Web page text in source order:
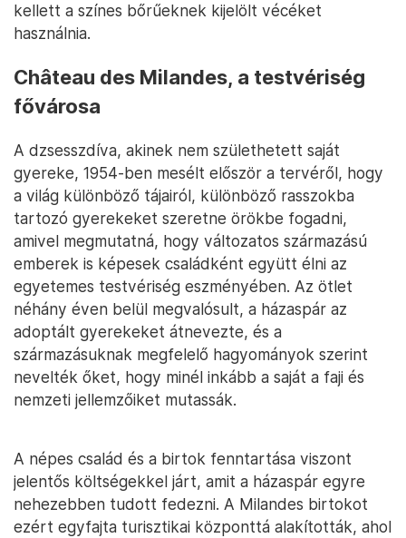
kellett a színes bőrűeknek kijelölt vécéket
használnia.
Château des Milandes, a testvériség
fővárosa
A dzsesszdíva, akinek nem születhetett saját
gyereke, 1954-ben mesélt először a tervéről, hogy
a világ különböző tájairól, különböző rasszokba
tartozó gyerekeket szeretne örökbe fogadni,
amivel megmutatná, hogy változatos származású
emberek is képesek családként együtt élni az
egyetemes testvériség eszményében. Az ötlet
néhány éven belül megvalósult, a házaspár az
adoptált gyerekeket átnevezte, és a
származásuknak megfelelő hagyományok szerint
nevelték őket, hogy minél inkább a saját a faji és
nemzeti jellemzőiket mutassák.
A népes család és a birtok fenntartása viszont
jelentős költségekkel járt, amit a házaspár egyre
nehezebben tudott fedezni. A Milandes birtokot
ezért egyfajta turisztikai központtá alakították, ahol